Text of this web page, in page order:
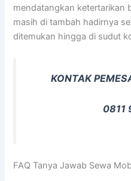
mendatangkan ketertarikan
masih di tambah hadirnya
ditemukan hingga di sudut
KONTAK
0811
FAQ Tanya Jawab Sewa